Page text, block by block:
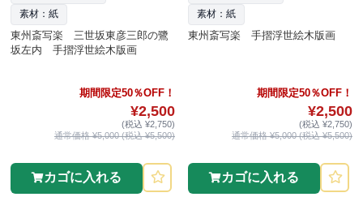
素材：紙
東州斎写楽 三世坂東彦三郎の鷺
坂左内 手摺浮世絵木版画
期間限定50％OFF！
¥2,500
(税込 ¥2,750)
通常価格 ¥5,000 (税込 ¥5,500)
カゴに入れる
素材：紙
東州斎写楽 手摺浮世絵木版画
期間限定50％OFF！
¥2,500
(税込 ¥2,750)
通常価格 ¥5,000 (税込 ¥5,500)
カゴに入れる